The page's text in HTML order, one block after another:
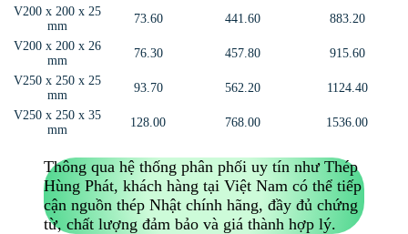
V200 x 200 x 25
mm
73.60 441.60
883.20
V200 x 200 x 26
mm
76.30 457.80
915.60
V250 x 250 x 25
mm
93.70 562.20
1124.40
V250 x 250 x 35
mm
128.00 768.00 1536.00
Thông qua hệ thống phân phối uy tín như Thép
Hùng Phát, khách hàng tại Việt Nam có thể tiếp
cận nguồn thép Nhật chính hãng, đầy đủ chứng
từ, chất lượng đảm bảo và giá thành hợp lý.